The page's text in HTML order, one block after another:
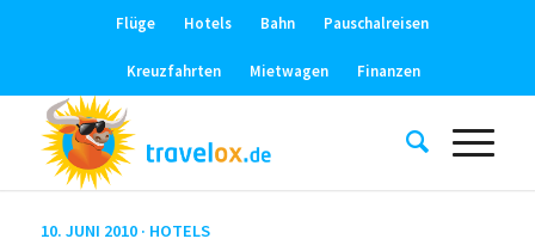
Flüge Hotels Bahn Pauschalreisen
Kreuzfahrten Mietwagen Finanzen
10. JUNI 2010 · HOTELS